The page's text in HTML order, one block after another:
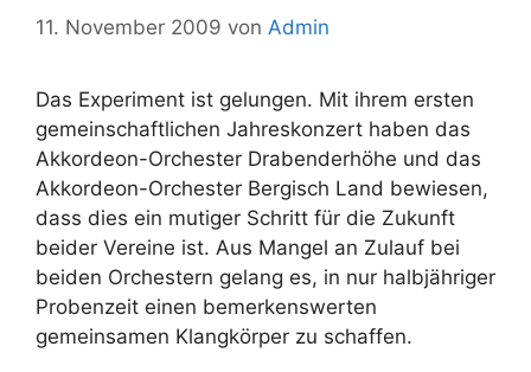
11. November 2009 von Admin
Das Experiment ist gelungen. Mit ihrem ersten
gemeinschaftlichen Jahreskonzert haben das
Akkordeon-Orchester Drabenderhöhe und das
Akkordeon-Orchester Bergisch Land bewiesen,
dass dies ein mutiger Schritt für die Zukunft
beider Vereine ist. Aus Mangel an Zulauf bei
beiden Orchestern gelang es, in nur halbjähriger
Probenzeit einen bemerkenswerten
gemeinsamen Klangkörper zu schaffen.